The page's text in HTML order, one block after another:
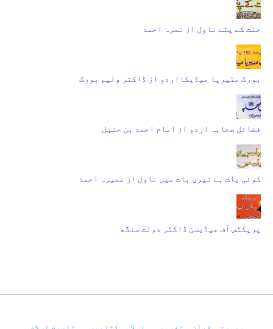
جنت کے پتے ناول از نمرہ احمد
بورک مٹیریا میڈیکااردو از ڈاکٹر ولیم بورک
فضائل صحابہ اردو از امام احمد بن حنبل
کوئی بات ہے تیری بات میں ناول از عمیرہ احمد
پریکٹس آف میڈیسن ڈاکٹر دولت سنگھ